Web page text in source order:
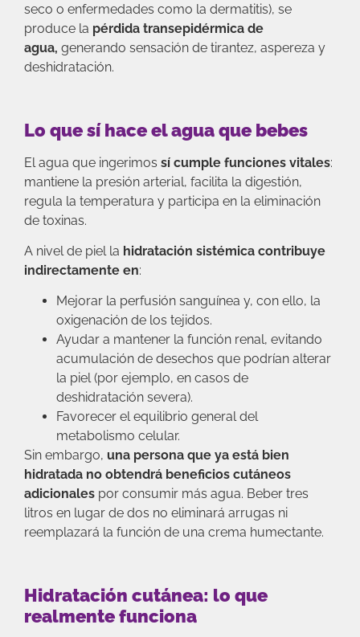
seco o enfermedades como la dermatitis), se
produce la pérdida transepidérmica de
agua, generando sensación de tirantez, aspereza y
deshidratación.
Lo que sí hace el agua que bebes
El agua que ingerimos sí cumple funciones vitales:
mantiene la presión arterial, facilita la digestión,
regula la temperatura y participa en la eliminación
de toxinas.
A nivel de piel la hidratación sistémica contribuye
indirectamente en:
Mejorar la perfusión sanguínea y, con ello, la
oxigenación de los tejidos.
Ayudar a mantener la función renal, evitando
acumulación de desechos que podrían alterar
la piel (por ejemplo, en casos de
deshidratación severa).
Favorecer el equilibrio general del
metabolismo celular.
Sin embargo, una persona que ya está bien
hidratada no obtendrá beneficios cutáneos
adicionales por consumir más agua. Beber tres
litros en lugar de dos no eliminará arrugas ni
reemplazará la función de una crema humectante.
Hidratación cutánea: lo que
realmente funciona